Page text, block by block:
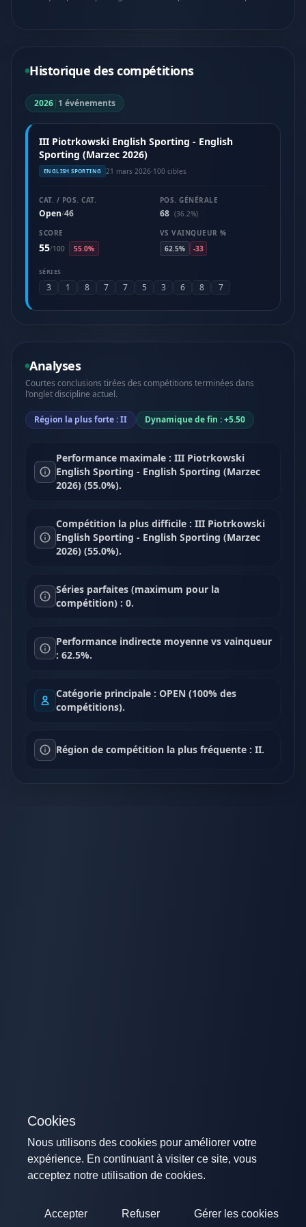
Historique des compétitions
2026| 1 événements
III Piotrkowski English Sporting - English
Sporting (Marzec 2026)
ENGLISH SPORTING 21 mars 2026·100 cibles
CAT. / POS. CAT.
Open/46
POS. GÉNÉRALE
68 (36.2%)
SCORE
55/100 55.0%
VS VAINQUEUR %
62.5%
-33
SÉRIES
3 1 8 7 7 5 3 6 8 7
Analyses
Courtes conclusions tirées des compétitions terminées dans
l'onglet discipline actuel.
Région la plus forte : II Dynamique de fin : +5.50
Performance maximale : III Piotrkowski
English Sporting - English Sporting (Marzec
2026) (55.0%).
Compétition la plus difficile : III Piotrkowski
English Sporting - English Sporting (Marzec
2026) (55.0%).
Séries parfaites (maximum pour la
compétition) : 0.
Performance indirecte moyenne vs vainqueur
: 62.5%.
Catégorie principale : OPEN (100% des
compétitions).
Région de compétition la plus fréquente : II.
Cookies
Nous utilisons des cookies pour améliorer votre
expérience. En continuant à visiter ce site, vous
acceptez notre utilisation de cookies.
Accepter Refuser Gérer les cookies